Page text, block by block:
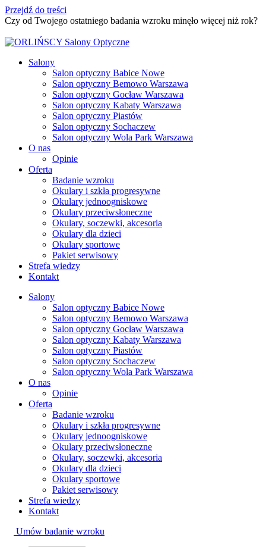
Przejdź do treści
Czy od Twojego ostatniego badania wzroku minęło więcej niż rok?
Salony
Salon optyczny Babice Nowe
Salon optyczny Bemowo Warszawa
Salon optyczny Gocław Warszawa
Salon optyczny Kabaty Warszawa
Salon optyczny Piastów
Salon optyczny Sochaczew
Salon optyczny Wola Park Warszawa
O nas
Opinie
Oferta
Badanie wzroku
Okulary i szkła progresywne
Okulary jednoogniskowe
Okulary przeciwsłoneczne
Okulary, soczewki, akcesoria
Okulary dla dzieci
Okulary sportowe
Pakiet serwisowy
Strefa wiedzy
Kontakt
Salony
Salon optyczny Babice Nowe
Salon optyczny Bemowo Warszawa
Salon optyczny Gocław Warszawa
Salon optyczny Kabaty Warszawa
Salon optyczny Piastów
Salon optyczny Sochaczew
Salon optyczny Wola Park Warszawa
O nas
Opinie
Oferta
Badanie wzroku
Okulary i szkła progresywne
Okulary jednoogniskowe
Okulary przeciwsłoneczne
Okulary, soczewki, akcesoria
Okulary dla dzieci
Okulary sportowe
Pakiet serwisowy
Strefa wiedzy
Kontakt
Umów badanie wzroku